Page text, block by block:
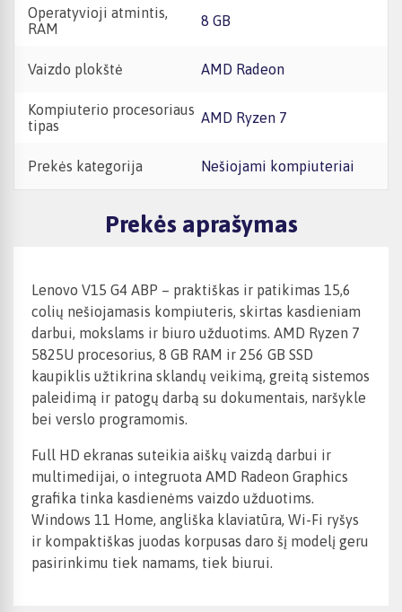
Operatyvioji atmintis,
RAM
8 GB
Vaizdo plokštė AMD Radeon
Kompiuterio procesoriaus
tipas
AMD Ryzen 7
Prekės kategorija Nešiojami kompiuteriai
Prekės aprašymas
Lenovo V15 G4 ABP – praktiškas ir patikimas 15,6
colių nešiojamasis kompiuteris, skirtas kasdieniam
darbui, mokslams ir biuro užduotims. AMD Ryzen 7
5825U procesorius, 8 GB RAM ir 256 GB SSD
kaupiklis užtikrina sklandų veikimą, greitą sistemos
paleidimą ir patogų darbą su dokumentais, naršykle
bei verslo programomis.
Full HD ekranas suteikia aiškų vaizdą darbui ir
multimedijai, o integruota AMD Radeon Graphics
grafika tinka kasdienėms vaizdo užduotims.
Windows 11 Home, angliška klaviatūra, Wi-Fi ryšys
ir kompaktiškas juodas korpusas daro šį modelį geru
pasirinkimu tiek namams, tiek biurui.